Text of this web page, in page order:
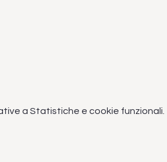
a Statistiche e cookie funzionali.